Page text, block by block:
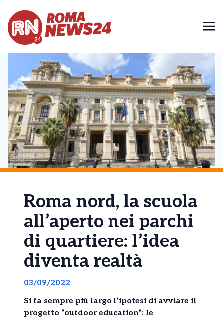
Roma nord, la scuola
all’aperto nei parchi
di quartiere: l’idea
diventa realtà
03/09/2022
Si fa sempre più largo l’ipotesi di avviare il
progetto “outdoor education”: le